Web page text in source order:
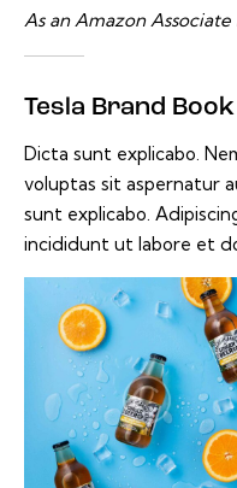
As an Amazon
Tesla Brand Book
Dicta sunt explicabo.
voluptas sit aspernatur
sunt explicabo.
incididunt ut labore et